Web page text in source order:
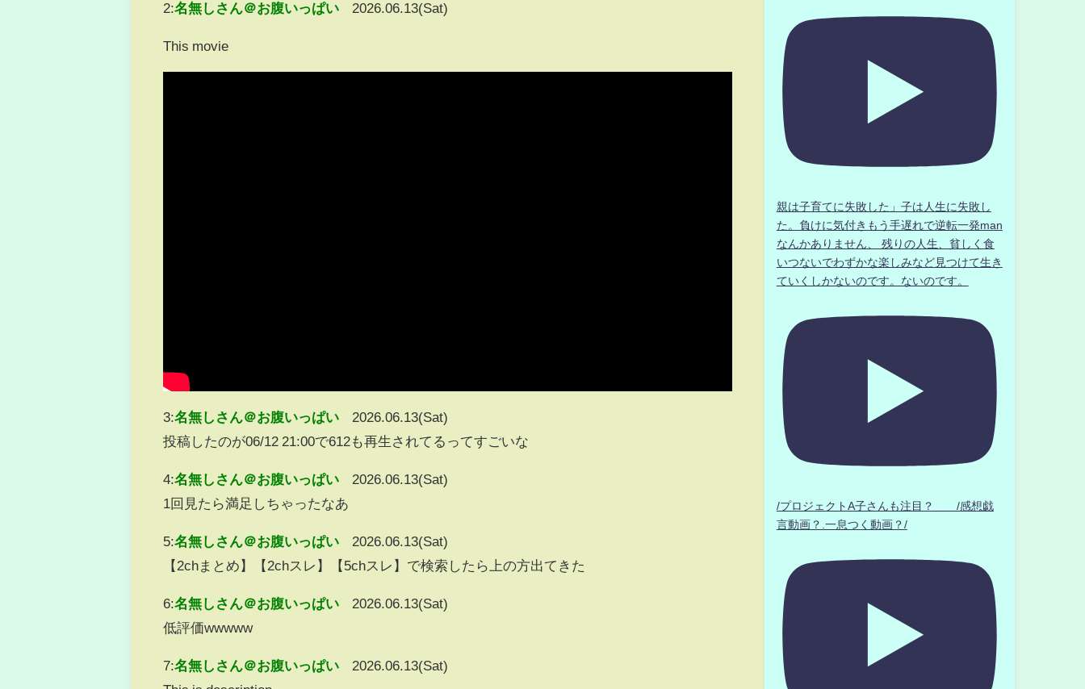
2:名無しさん＠お腹いっぱい 2026.06.13(Sat)
This movie
3:名無しさん＠お腹いっぱい
2026.06.13(Sat)
投稿したのが06/12 21:00で612も再生されてるってすごいな
4:名無しさん＠お腹いっぱい
2026.06.13(Sat)
1回見たら満足しちゃったなあ
5:名無しさん＠お腹いっぱい
2026.06.13(Sat)
【2chまとめ】【2chスレ】【5chスレ】で検索したら上の方出てきた
6:名無しさん＠お腹いっぱい
2026.06.13(Sat)
低評価wwwww
7:名無しさん＠お腹いっぱい
2026.06.13(Sat)
親は子育てに失敗した」子は人生に失敗し
た。負けに気付きもう手遅れで逆転一発man
なんかありません、 残りの人生、貧しく食
いつないでわずかな楽しみなど見つけて生き
ていくしかないのです。ないのです。
/プロジェクトA子さんも注目？ /感想戯
言動画？.一息つく動画？/